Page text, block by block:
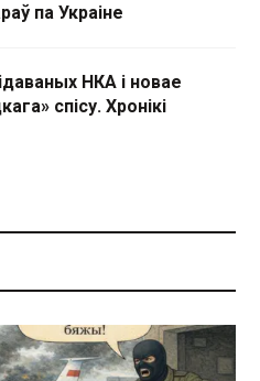
па Украіне
НКА і новае
спісу. Хронікі